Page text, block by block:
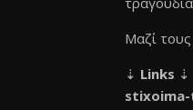
Μαζί
⇣ Links ⇣